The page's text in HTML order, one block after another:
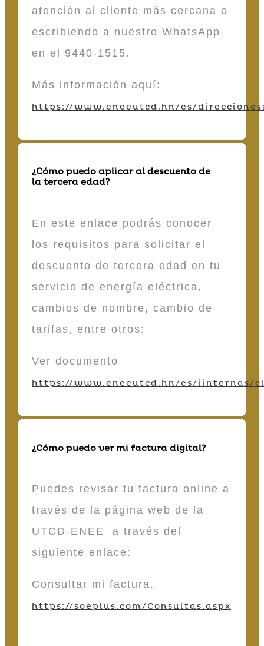
atención al cliente más cercana o
escribiendo a nuestro WhatsApp
en el 9440-1515.
Más información aquí:
https://www.eneeutcd.hn/es/
¿Cómo puedo aplicar al descuento de
la tercera edad?
En este enlace podrás conocer
los requisitos para solicitar el
descuento de tercera edad en tu
servicio de energía eléctrica,
cambios de nombre, cambio de
tarifas, entre otros:
Ver documento
https://www.eneeutcd.hn/es/iinternas/
¿Cómo puedo ver mi factura digital?
Puedes revisar tu factura online a
través de la página web de la
UTCD-ENEE a través del
siguiente enlace:
Consultar mi factura.
https://soeplus.com/Consultas.aspx